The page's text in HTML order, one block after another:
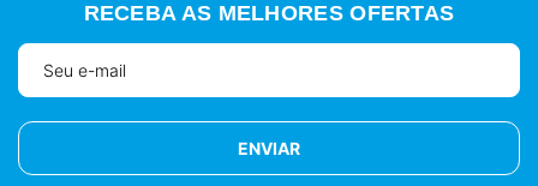
RECEBA AS MELHORES OFERTAS
ENVIAR